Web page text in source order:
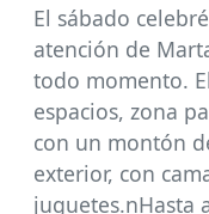
El sábado
atención de
todo momento.
espacios, zona
con un montón
exterior, con
juguetes.nHasta